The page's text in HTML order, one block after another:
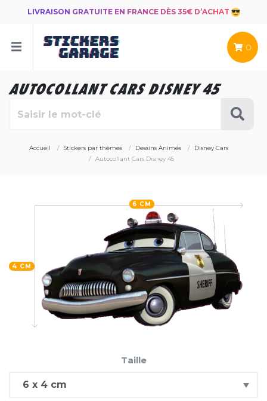
LIVRAISON GRATUITE EN FRANCE DÈS 35€ D’ACHAT
0
AUTOCOLLANT CARS DISNEY 45
Accueil Stickers par thèmes Dessins Animés
Disney Cars
Autocollant Cars Disney 45
4 CM
6 CM
Taille